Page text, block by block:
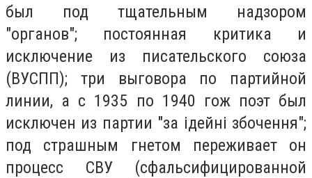
был под тщательным надзором
"органов"; постоянная критика и
исключение из писательского союза
(ВУСПП); три выговора по партийной
линии, а с 1935 по 1940 гож поэт был
исключен из партии "за ідейні збочення";
под страшным гнетом переживает он
процесс СВУ (сфальсифицированной